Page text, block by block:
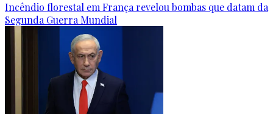
Incêndio florestal em França revelou bombas que datam da
Segunda Guerra Mundial